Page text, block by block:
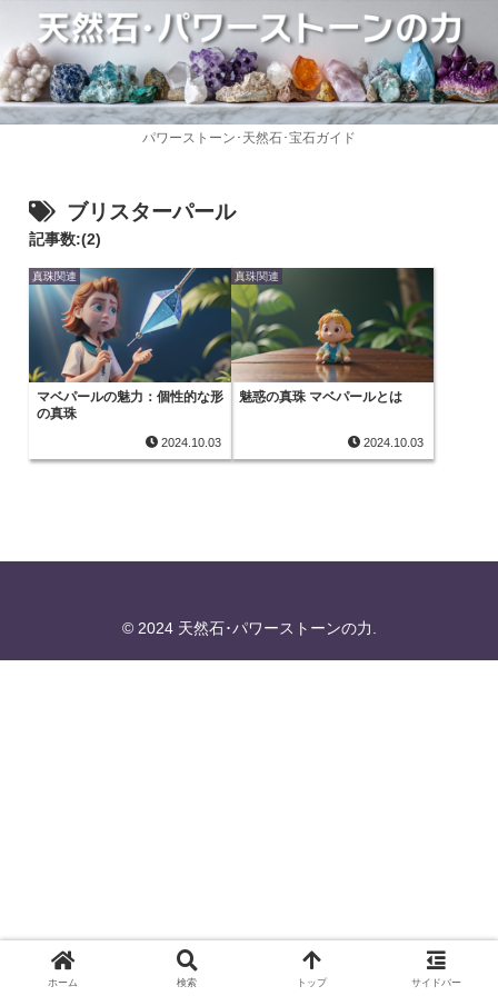
パワーストーン･天然石･宝石ガイド
ブリスターパール
記事数:(2)
真珠関連
マベパールの魅力：個性的な形
の真珠
2024.10.03
真珠関連
魅惑の真珠 マベパールとは
2024.10.03
© 2024 天然石･パワーストーンの力.
ホーム 検索 トップ サイドバー